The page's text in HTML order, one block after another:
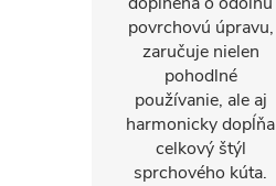
povrchovú úpravu,
zaručuje nielen
pohodlné
používanie, ale aj
harmonicky dopĺňa
celkový štýl
sprchového kúta.